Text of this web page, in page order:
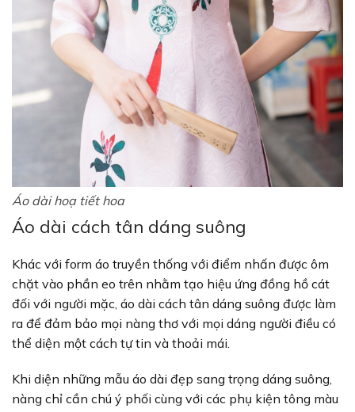
Áo dài hoạ tiết hoa
Áo dài cách tân dáng suông
Khác với form áo truyền thống với điểm nhấn được ôm
chặt vào phần eo trên nhằm tạo hiệu ứng đồng hồ cát
đối với người mặc, áo dài cách tân dáng suông được làm
ra để đảm bảo mọi nàng thơ với mọi dáng người điều có
thể diện một cách tự tin và thoải mái.
Khi diện những mẫu áo dài đẹp sang trọng dáng suông,
nàng chỉ cần chú ý phối cùng với các phụ kiện tông màu